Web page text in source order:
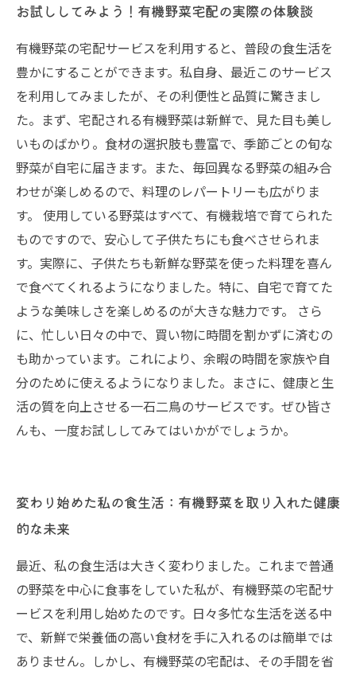
お試ししてみよう！有機野菜宅配の実際の体験談
有機野菜の宅配サービスを利用すると、普段の食生活を
豊かにすることができます。私自身、最近このサービス
を利用してみましたが、その利便性と品質に驚きまし
た。まず、宅配される有機野菜は新鮮で、見た目も美し
いものばかり。食材の選択肢も豊富で、季節ごとの旬な
野菜が自宅に届きます。また、毎回異なる野菜の組み合
わせが楽しめるので、料理のレパートリーも広がりま
す。 使用している野菜はすべて、有機栽培で育てられた
ものですので、安心して子供たちにも食べさせられま
す。実際に、子供たちも新鮮な野菜を使った料理を喜ん
で食べてくれるようになりました。特に、自宅で育てた
ような美味しさを楽しめるのが大きな魅力です。 さら
に、忙しい日々の中で、買い物に時間を割かずに済むの
も助かっています。これにより、余暇の時間を家族や自
分のために使えるようになりました。まさに、健康と生
活の質を向上させる一石二鳥のサービスです。ぜひ皆さ
んも、一度お試ししてみてはいかがでしょうか。
変わり始めた私の食生活：有機野菜を取り入れた健康
的な未来
最近、私の食生活は大きく変わりました。これまで普通
の野菜を中心に食事をしていた私が、有機野菜の宅配サ
ービスを利用し始めたのです。日々多忙な生活を送る中
で、新鮮で栄養価の高い食材を手に入れるのは簡単では
ありません。しかし、有機野菜の宅配は、その手間を省